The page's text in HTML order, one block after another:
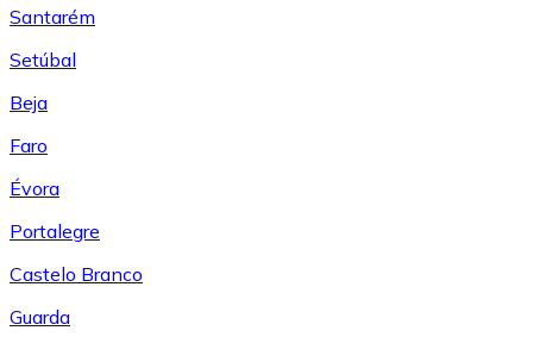
Santarém
Setúbal
Beja
Faro
Évora
Portalegre
Castelo Branco
Guarda